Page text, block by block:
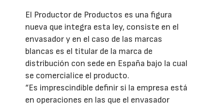
El Productor de Productos es una figura
nueva que integra esta ley, consiste en el
envasador y en el caso de las marcas
blancas es el titular de la marca de
distribución con sede en España bajo la cual
se comercialice el producto.
“Es imprescindible definir si la empresa está
en operaciones en las que el envasador